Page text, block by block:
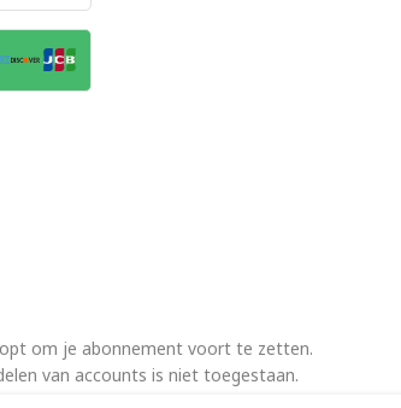
om je abonnement voort te zetten.
van accounts is niet toegestaan.